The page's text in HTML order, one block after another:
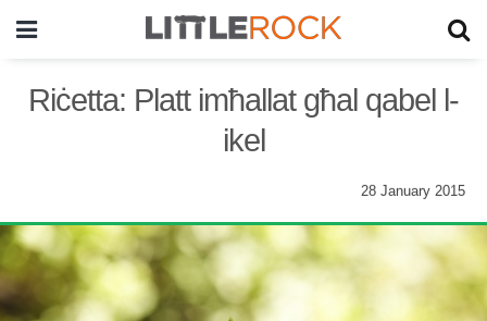
Riċetta: Platt imħallat għal qabel l-
ikel
28 January 2015